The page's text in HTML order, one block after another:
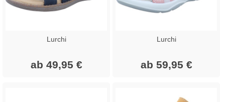
Lurchi
ab 49,95 €
Lurchi
ab 59,95 €